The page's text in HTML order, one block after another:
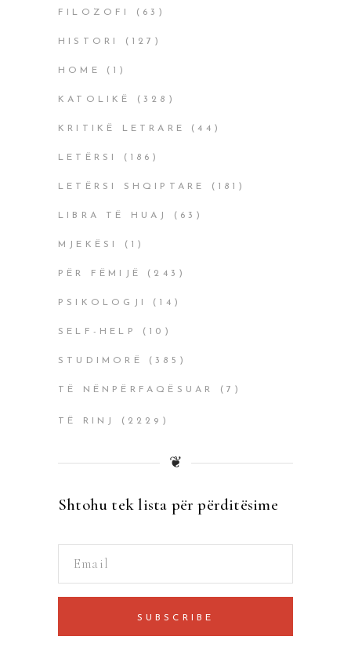
FILOZOFI (63)
HISTORI (127)
HOME (1)
KATOLIKË (328)
KRITIKË LETRARE (44)
LETËRSI (186)
LETËRSI SHQIPTARE (181)
LIBRA TË HUAJ (63)
MJEKËSI (1)
PËR FËMIJË (243)
PSIKOLOGJI (14)
SELF-HELP (10)
STUDIMORË (385)
TË NËNPËRFAQËSUAR (7)
TË RINJ (2229)
❦
Shtohu tek lista për përditësime
SUBSCRIBE